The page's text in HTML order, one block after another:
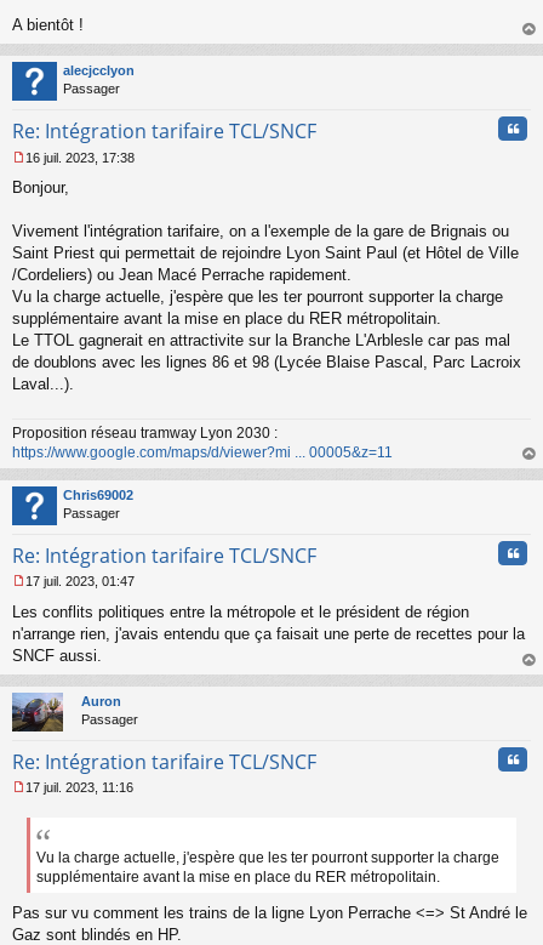
A bientôt !
au
alecjcclyon
Passager
Re: Intégration tarifaire TCL/SNCF
e
s
a
g
e
n
o
n
u
16 juil. 2023, 17:38
Bonjour,
Vivement l'intégration tarifaire, on a l'exemple de la gare de Brignais ou
Saint Priest qui permettait de rejoindre Lyon Saint Paul (et Hôtel de Ville
/Cordeliers) ou Jean Macé Perrache rapidement.
Vu la charge actuelle, j'espère que les ter pourront supporter la charge
supplémentaire avant la mise en place du RER métropolitain.
Le TTOL gagnerait en attractivite sur la Branche L'Arblesle car pas mal
de doublons avec les lignes 86 et 98 (Lycée Blaise Pascal, Parc Lacroix
Laval...).
Proposition réseau tramway Lyon 2030 :
https://www.google.com/maps/d/viewer?mi ... 00005&z=11
au
Chris69002
Passager
Re: Intégration tarifaire TCL/SNCF
e
s
s
g
e
n
n
u
17 juil. 2023, 01:47
Les conflits politiques entre la métropole et le président de région
n'arrange rien, j'avais entendu que ça faisait une perte de recettes pour la
SNCF aussi.
au
Auron
Passager
Re: Intégration tarifaire TCL/SNCF
e
g
e
n
17 juil. 2023, 11:16
Vu la charge actuelle, j'espère que les ter pourront supporter la charge
supplémentaire avant la mise en place du RER métropolitain.
Pas sur vu comment les trains de la ligne Lyon Perrache <=> St André le
Gaz sont blindés en HP.